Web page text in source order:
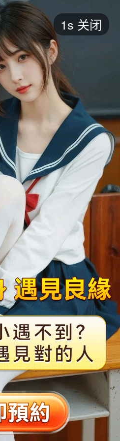
短剧
评分
甜宠 逆袭 玄幻
2024 2023 2022
台湾 美国 韩国 日本
1s 关闭